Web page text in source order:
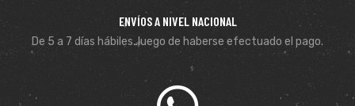
ENVÍOS A NIVEL NACIONAL
De 5 a 7 días hábiles. luego de haberse efectuado el pago.